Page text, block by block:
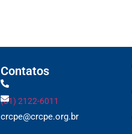
Contatos
(81) 2122-6011
crcpe@crcpe.org.br